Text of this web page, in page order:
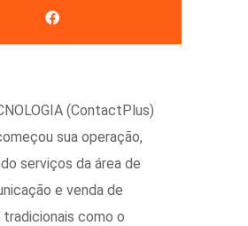
(ContactPlus)
sua operação,
serviços da área de
e venda de
como o